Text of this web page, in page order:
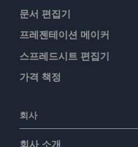
문서 편집기
프레젠테이션 메이커
스프레드시트 편집기
가격 책정
회사
회사 소개